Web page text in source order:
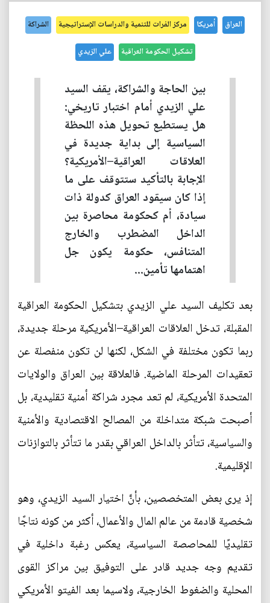
العراق أمريكا مركز الفرات للتنمية والدراسات الإستراتيجية الشراكة
تشكيل الحكومة العراقية علي الزيدي
بين الحاجة والشراكة، يقف السيد
علي الزيدي أمام اختبار تاريخي:
هل يستطيع تحويل هذه اللحظة
السياسية إلى بداية جديدة في
العلاقات العراقية–الأمريكية؟
الإجابة بالتأكيد ستتوقف على ما
إذا كان سيقود العراق كدولة ذات
سيادة، أم كحكومة محاصرة بين
الداخل المضطرب والخارج
المتنافس، حكومة يكون جل
اهتمامها تأمين...
بعد تكليف السيد علي الزيدي بتشكيل الحكومة العراقية
المقبلة، تدخل العلاقات العراقية–الأمريكية مرحلة جديدة،
ربما تكون مختلفة في الشكل، لكنها لن تكون منفصلة عن
تعقيدات المرحلة الماضية. فالعلاقة بين العراق والولايات
المتحدة الأمريكية، لم تعد مجرد شراكة أمنية تقليدية، بل
أصبحت شبكة متداخلة من المصالح الاقتصادية والأمنية
والسياسية، تتأثر بالداخل العراقي بقدر ما تتأثر بالتوازنات
الإقليمية.
إذ يرى بعض المتخصصين، بأنَّ اختيار السيد الزيدي، وهو
شخصية قادمة من عالم المال والأعمال، أكثر من كونه نتاجًا
تقليديًا للمحاصصة السياسية، يعكس رغبة داخلية في
تقديم وجه جديد قادر على التوفيق بين مراكز القوى
المحلية والضغوط الخارجية، ولاسيما بعد الفيتو الأمريكي